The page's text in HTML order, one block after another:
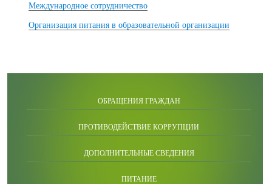
Международное сотрудничество
Организация питания в образовательной организации
ОБРАЩЕНИЯ ГРАЖДАН
ПРОТИВОДЕЙСТВИЕ КОРРУПЦИИ
ДОПОЛНИТЕЛЬНЫЕ СВЕДЕНИЯ
ПИТАНИЕ